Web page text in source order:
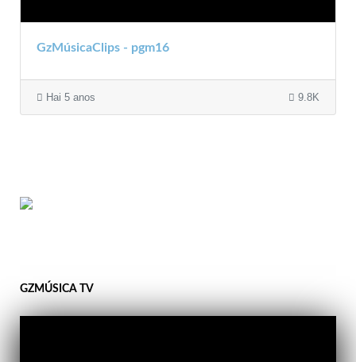
GzMúsicaClips - pgm16
Hai 5 anos 9.8K
GZMÚSICA TV